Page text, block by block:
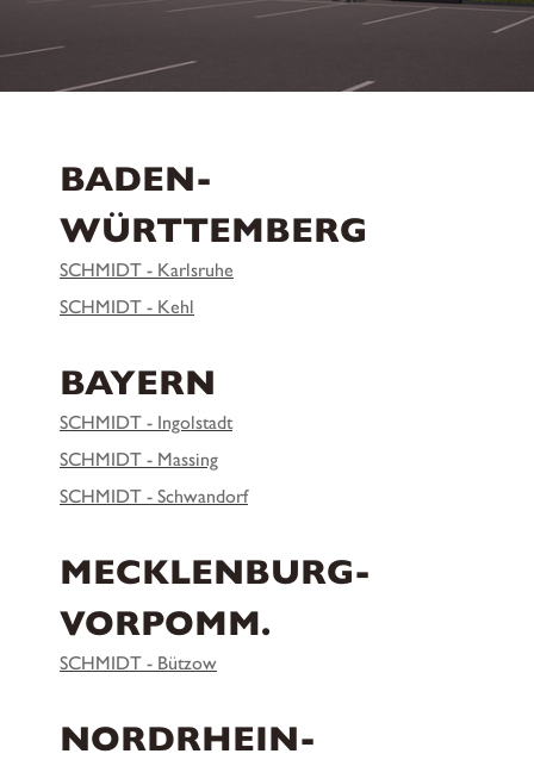
BADEN-
WÜRTTEMBERG
SCHMIDT - Karlsruhe
SCHMIDT - Kehl
BAYERN
SCHMIDT - Ingolstadt
SCHMIDT - Massing
SCHMIDT - Schwandorf
MECKLENBURG-
VORPOMM.
SCHMIDT - Bützow
NORDRHEIN-